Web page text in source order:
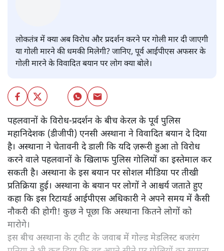
अमित कुमार सिंह
लोकतंत्र में क्या अब विरोध और प्रदर्शन करने पर गोली मार दी जाएगी
या गोली मारने की धमकी मिलेगी? जानिए, पूर्व आईपीएस अफसर के
गोली मारने के विवादित बयान पर लोग क्या बोले।
पहलवानों के विरोध-प्रदर्शन के बीच केरल के पूर्व पुलिस
महानिदेशक (डीजीपी) एनसी अस्थाना ने विवादित बयान दे दिया
है। अस्थाना ने चेतावनी दे डाली कि यदि ज़रूरी हुआ तो विरोध